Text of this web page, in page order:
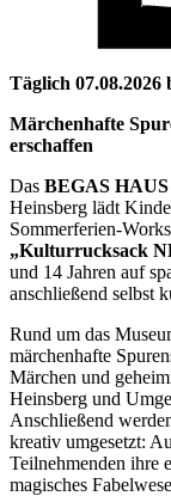
Täglich 07.08.2026
Märchenhafte
erschaffen
Das BEGAS
Heinsberg lädt
Sommerferien-
„Kulturrucksack
und 14 Jahren auf
anschließend selbst
Rund um das
märchenhafte
Märchen und
Heinsberg und
Anschließend
kreativ umgesetzt:
Teilnehmenden ihre
magisches